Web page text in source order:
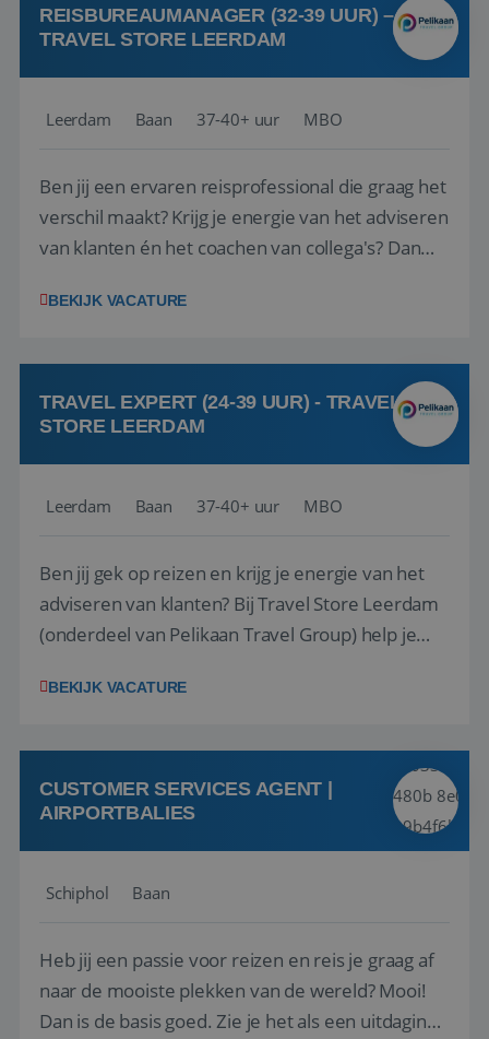
boeken! ...
REISBUREAUMANAGER (32-39 UUR) –
TRAVEL STORE LEERDAM
Leerdam Baan 37-40+ uur MBO
Ben jij een ervaren reisprofessional die graag het
verschil maakt? Krijg je energie van het adviseren
van klanten én het coachen van collega's? Dan
(onderdeel van Pelikaan Travel Group) zoeken
team het reisbureau verder...
BEKIJK VACATURE
TRAVEL EXPERT (24-39 UUR) - TRAVEL
STORE LEERDAM
Leerdam Baan 37-40+ uur MBO
Ben jij gek op reizen en krijg je energie van het
adviseren van klanten? Bij Travel Store Leerdam
(onderdeel van Pelikaan Travel Group) help je
vinden. Samen maken we van elke reis een
hebt in de reisbranche of j...
BEKIJK VACATURE
CUSTOMER SERVICES AGENT |
AIRPORTBALIES
Schiphol Baan
Heb jij een passie voor reizen en reis je graag af
naar de mooiste plekken van de wereld? Mooi!
Dan is de basis goed. Zie je het als een uitdaging